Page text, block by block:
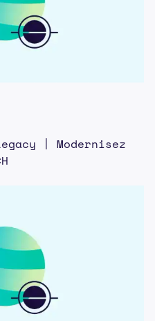
| Modernisez